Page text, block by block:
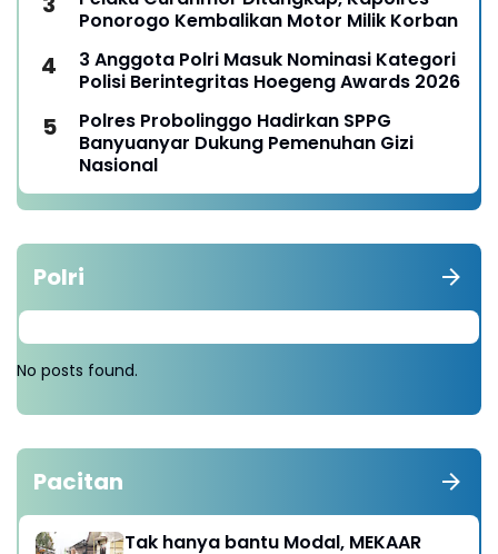
Ponorogo Kembalikan Motor Milik Korban
3 Anggota Polri Masuk Nominasi Kategori
Polisi Berintegritas Hoegeng Awards 2026
Polres Probolinggo Hadirkan SPPG
Banyuanyar Dukung Pemenuhan Gizi
Nasional
Polri
No posts found.
Pacitan
Tak hanya bantu Modal, MEKAAR